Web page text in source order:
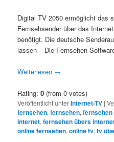
Digital TV 2050 ermöglicht das
Fernsehsender über das
benötigt. Die deutsche
lassen – Die Fernsehen
Weiterlesen →
Rating:0 (from 0 votes)
Veröffentlicht unterInternet-TV |
fernsehen,fernsehen,
internet,fernsehen übers
online fernsehen,online tv,tv